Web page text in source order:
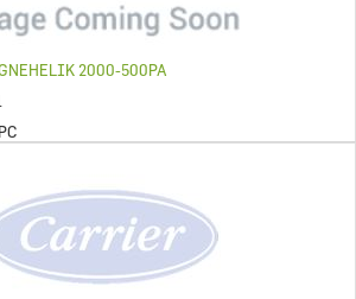
2000-500PA
PC